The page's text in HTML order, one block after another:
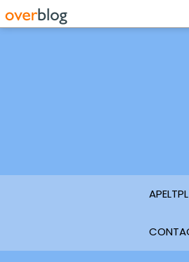
APELTPL